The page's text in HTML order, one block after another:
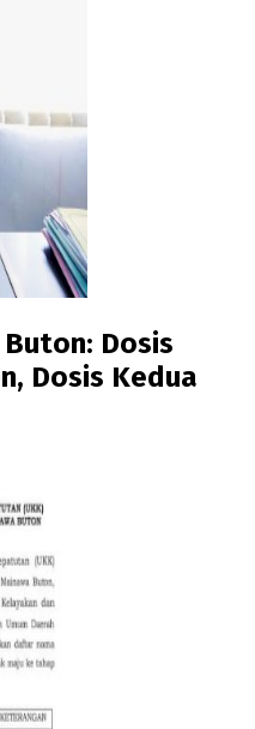
Dosis
Dosis Kedua